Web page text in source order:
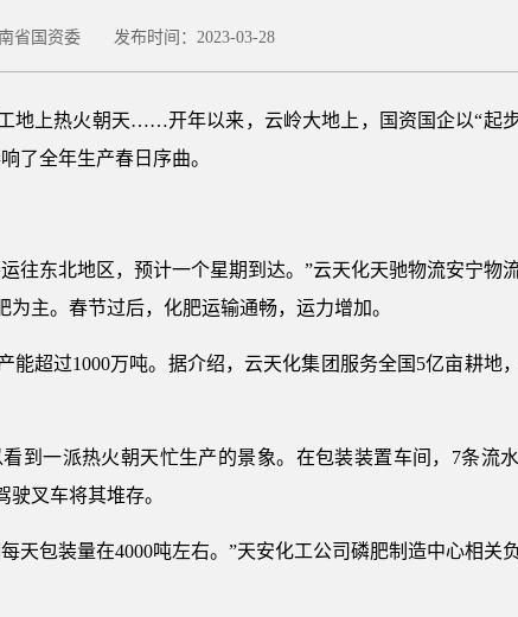
省国资委 发布时间：2023-03-28
上热火朝天……开年以来，云岭大地上，国资国企以“起
了全年生产春日序曲。
东北地区，预计一个星期到达。”云天化天驰物流安宁物
主。春节过后，化肥运输通畅，运力增加。
超过1000万吨。据介绍，云天化集团服务全国5亿亩耕地
一派热火朝天忙生产的景象。在包装装置车间，7条流
叉车将其堆存。
包装量在4000吨左右。”天安化工公司磷肥制造中心相关